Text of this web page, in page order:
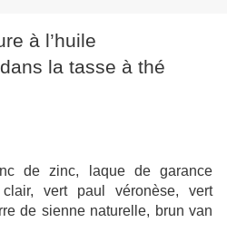
à l’huile
la tasse à thé
de zinc, laque de garance
vert paul véronèse, vert
de sienne naturelle, brun van